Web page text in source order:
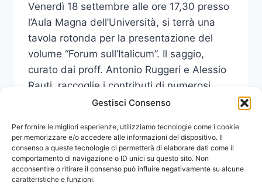
Gestisci Consenso
Per fornire le migliori esperienze, utilizziamo tecnologie come i cookie
per memorizzare e/o accedere alle informazioni del dispositivo. Il
consenso a queste tecnologie ci permetterà di elaborare dati come il
comportamento di navigazione o ID unici su questo sito. Non
acconsentire o ritirare il consenso può influire negativamente su alcune
caratteristiche e funzioni.
Venerdì 18 settembre alle ore 17,30 presso
l’Aula Magna dell’Università, si terrà una
tavola rotonda per la presentazione del
volume “Forum sull’Italicum”. Il saggio,
curato dai proff. Antonio Ruggeri e Alessio
Rauti, raccoglie i contributi di numerosi
LEGGI DI PIÙVENERDÌ
18
DIBATTITO
SULL’ITALICUM
CON